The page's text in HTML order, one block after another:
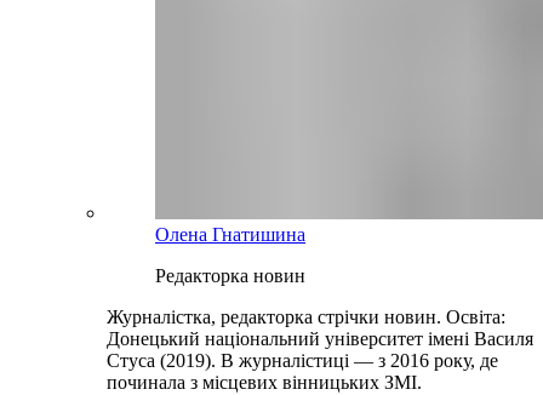
Олена Гнатишина
Редакторка новин
Журналістка, редакторка стрічки новин. Освіта:
Донецький національний університет імені Василя
Стуса (2019). В журналістиці — з 2016 року, де
починала з місцевих вінницьких ЗМІ.